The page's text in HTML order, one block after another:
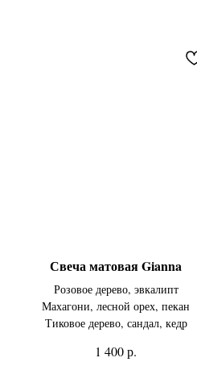
Свеча матовая Gianna
Розовое дерево, эвкалипт
Махагони, лесной орех, пекан
Тиковое дерево, сандал, кедр
1 400р.